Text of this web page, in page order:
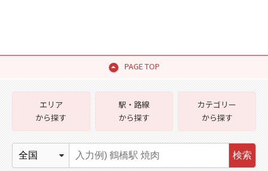
PAGE TOP
エリア
から探す
駅・路線
から探す
カテゴリー
から探す
検索